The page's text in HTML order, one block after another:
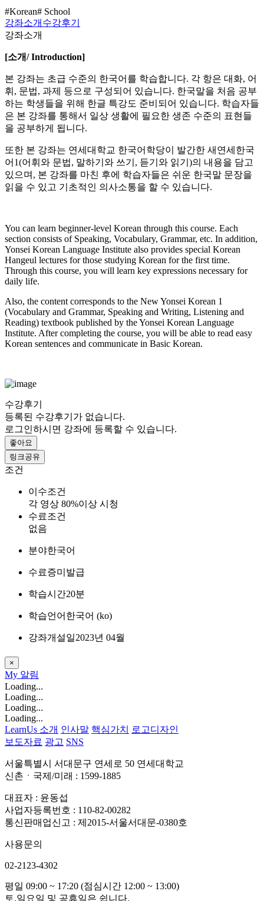
#Korean# School
강좌소개 수강후기
강좌소개
[소개/ Introduction]
본 강좌는 초급 수준의 한국어를 학습합니다. 각 항은 대화, 어
휘, 문법, 과제 등으로 구성되어 있습니다. 한국말을 처음 공부
하는 학생들을 위해 한글 특강도 준비되어 있습니다. 학습자들
은 본 강좌를 통해서 일상 생활에 필요한 생존 수준의 표현들
을 공부하게 됩니다.
또한 본 강좌는 연세대학교 한국어학당이 발간한 새연세한국
어1(어휘와 문법, 말하기와 쓰기, 듣기와 읽기)의 내용을 담고
있으며, 본 강좌를 마친 후에 학습자들은 쉬운 한국말 문장을
읽을 수 있고 기초적인 의사소통을 할 수 있습니다.
You can learn beginner-level Korean through this course. Each
section consists of Speaking, Vocabulary, Grammar, etc. In addition,
Yonsei Korean Language Institute also provides special Korean
Hangeul lectures for those studying Korean for the first time.
Through this course, you will learn key expressions necessary for
daily life.
Also, the content corresponds to the New Yonsei Korean 1
(Vocabulary and Grammar, Speaking and Writing, Listening and
Reading) textbook published by the Yonsei Korean Language
Institute. After completing the course, you will be able to read easy
Korean sentences and communicate in Basic Korean.
수강후기
등록된 수강후기가 없습니다.
로그인하시면 강좌에 등록할 수 있습니다.
좋아요
링크공유
조건
이수조건
각 영상 80%이상 시청
수료조건
없음
분야한국어
수료증미발급
학습시간20분
학습언어 한국어 ‎(ko)‎
강좌개설일2023년 04월
×
My 알림
Loading...
Loading...
Loading...
Loading...
LearnUs 소개 인사말 핵심가치
로고디자인
보도자료 광고 SNS
서울특별시 서대문구 연세로 50 연세대학교
신촌ㆍ국제/미래 : 1599-1885
대표자 : 윤동섭
사업자등록번호 : 110-82-00282
통신판매업신고 : 제2015-서울서대문-0380호
사용문의
02-2123-4302
평일 09:00 ~ 17:20 (점심시간 12:00 ~ 13:00)
토,일요일 및 공휴일은 쉽니다.